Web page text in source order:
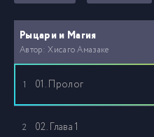
Рыцари и Магия
Автор: Хисаго Амазаке
1 01. Пролог
2 02. Глава 1